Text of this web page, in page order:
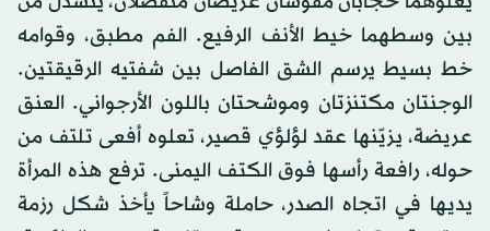
بين وسطهما خيط الأنف الرفيع. الفم مطبق، وقوامه
خط بسيط يرسم الشق الفاصل بين شفتيه الرقيقتين.
الوجنتان مكتنزتان وموشحتان باللون الأرجواني. العنق
عريضة، يزيّنها عقد لؤلؤي قصير، تعلوه أفعى تلتف من
حوله، رافعة رأسها فوق الكتف اليمنى. ترفع هذه المرأة
يديها في اتجاه الصدر، حاملة وشاحاً يأخذ شكل رزمة